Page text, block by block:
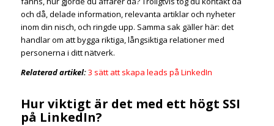
och då, delade information, relevanta artiklar och nyheter
inom din nisch, och ringde upp. Samma sak gäller här: det
handlar om att bygga riktiga, långsiktiga relationer med
personerna i ditt nätverk.
Relaterad artikel:3 sätt att skapa leads på LinkedIn
Hur viktigt är det med ett högt SSI
på LinkedIn?